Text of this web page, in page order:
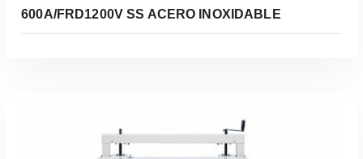
600A/FRD1200V SS ACERO INOXIDABLE